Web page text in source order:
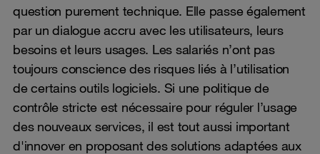
question purement technique. Elle passe également
par un dialogue accru avec les utilisateurs, leurs
besoins et leurs usages. Les salariés n’ont pas
toujours conscience des risques liés à l’utilisation
de certains outils logiciels. Si une politique de
contrôle stricte est nécessaire pour réguler l’usage
des nouveaux services, il est tout aussi important
d'innover en proposant des solutions adaptées aux